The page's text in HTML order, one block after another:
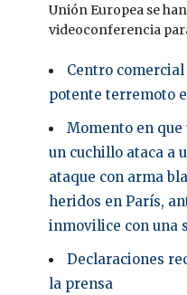
Unión Europea se
videoconferencia
Centro
potente terremoto
Momento en
un cuchillo ataca a
ataque con arma
heridos en París,
inmovilice con una
Declaraciones
la prensa